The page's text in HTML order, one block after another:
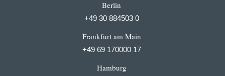
Berlin
+49 30 884503 0
Frankfurt am Main
+49 69 170000 17
Hamburg